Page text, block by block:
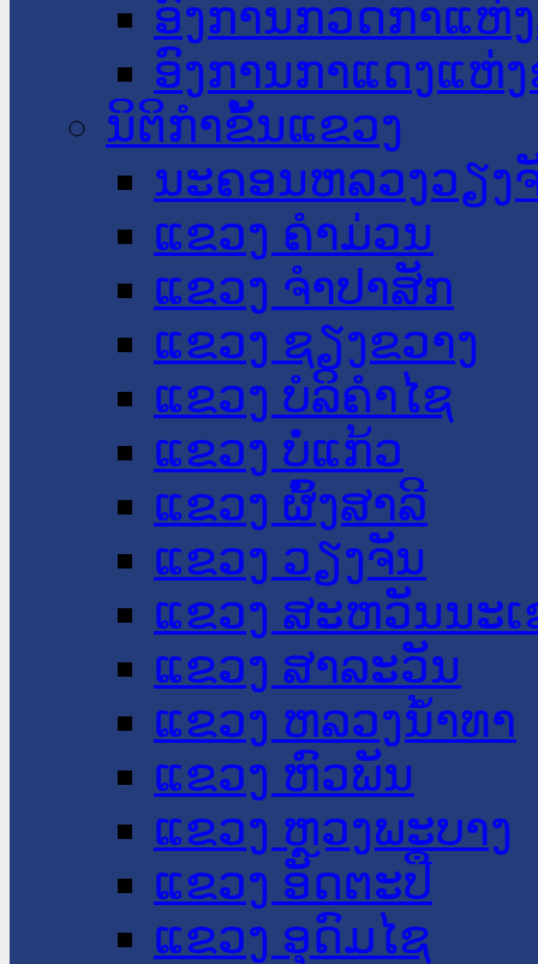
ອົງການກວດກາແຫ່
ອົງການກາແດງແຫ່
ນິຕິກໍາຂັ້ນແຂວງ
ນະ​ຄອນ​ຫລວງວຽງ
ແຂວງ ຄໍາມ່ວນ
ແຂວງ ຈໍາປາສັກ
ແຂວງ ຊຽງຂວາງ
ແຂວງ ບໍລິຄໍາໄຊ
ແຂວງ ບໍ່ແກ້ວ
ແຂວງ ຜົ້ງສາລີ
ແຂວງ ວຽງຈັນ
ແຂວງ ສະຫວັນນະ
ແຂວງ ສາລະວັນ
ແຂວງ ຫລວງນໍ້າທາ
ແຂວງ ຫົວພັນ
ແຂວງ ຫຼວງພະບາງ
ແຂວງ ອັດຕະປື
ແຂວງ ອຸດົມໄຊ